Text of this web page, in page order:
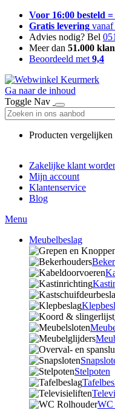
Voor 16:00 besteld
Gratis levering
Advies nodig? Bel
Meer dan 51.000
Beoordeeld met 9,4
Ga naar de inhoud
Toggle Nav
Producten vergelijken
Zakelijke klant
Mijn account
Klantenservice
Blog
Menu
Meubelbeslag
Stelpoten
WC